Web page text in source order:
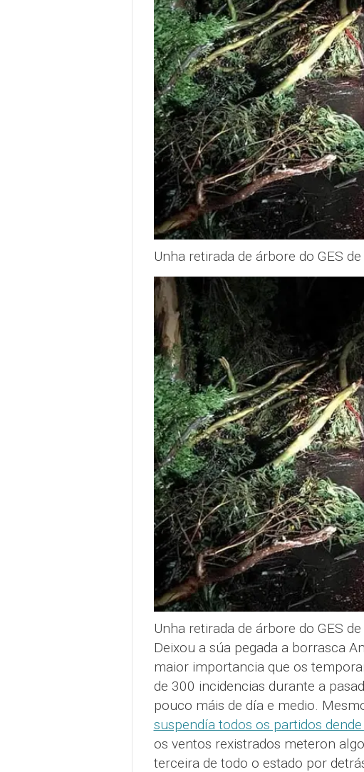
Unha retirada de árbore do GES
Unha retirada de árbore do GES
Deixou a súa pegada a borrasca
maior importancia que os
de 300 incidencias durante a
pouco máis de día e medio.
suspendía todos os partidos
os ventos rexistrados meteron
terceira de todo o estado por